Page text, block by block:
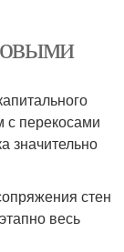
с перекосами
значительно
стен
весь